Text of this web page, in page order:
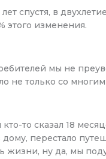
спустя, в
этого изменения.
мы не
не только со
то сказал 18
перестало
жизни, ну да, мы